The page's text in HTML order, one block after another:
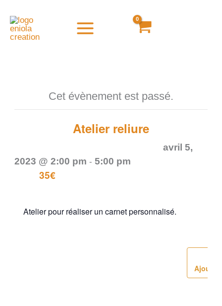
contenu
Cet évènement est passé.
Atelier reliure
avril 5,
2023 @ 2:00 pm -5:00 pm
35€
Atelier pour réaliser un carnet personnalisé.
Ajouter